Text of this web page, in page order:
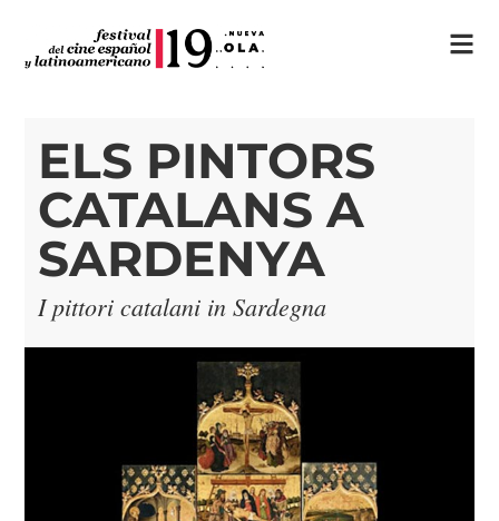
ELS PINTORS
CATALANS A
SARDENYA
I pittori catalani in Sardegna